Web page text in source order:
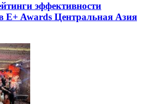
эффективности
E+ Awards Центральная Азия